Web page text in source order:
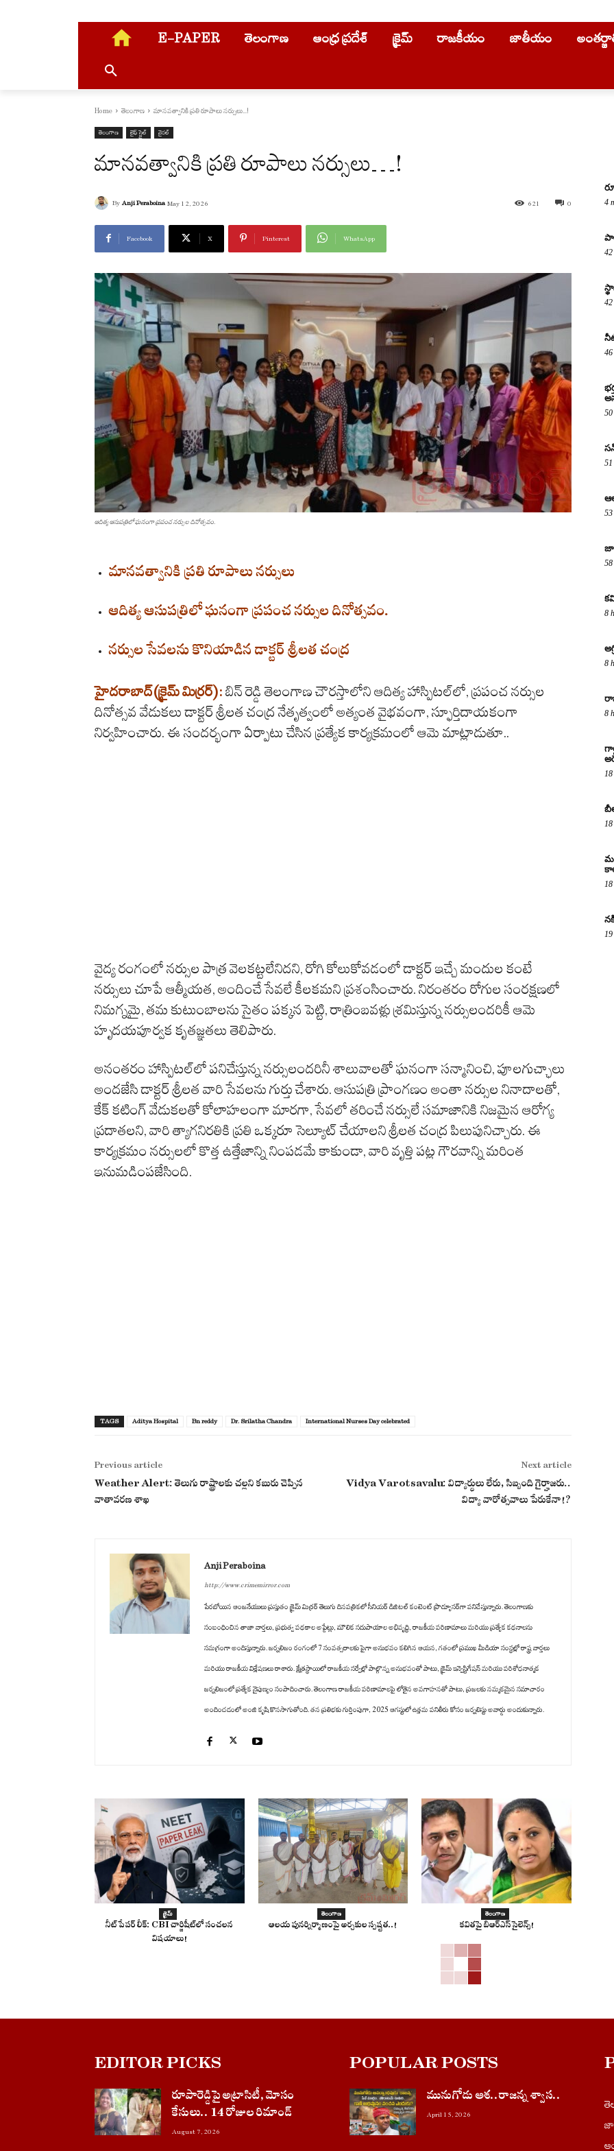
E-PAPER తెలంగాణ ఆంధ్ర ప్రదేశ్ క్రైమ్ రాజకీయం జాతీయం
Home తెలంగాణ మానవత్వానికి ప్రతి రూపాలు నర్సులు...!
తెలంగాణ లైఫ్ స్టైల్ వైరల్
మానవత్వానికి ప్రతి రూపాలు నర్సులు…!
By Anji Peraboina May 12, 2026 0
621
Facebook X Pinterest WhatsApp
ఆదిత్య ఆసుపత్రిలో ఘనంగా ప్రపంచ నర్సుల దినోత్సవం.
మానవత్వానికి ప్రతి రూపాలు నర్సులు
ఆదిత్య ఆసుపత్రిలో ఘనంగా ప్రపంచ నర్సుల దినోత్సవం.
నర్సుల సేవలను కొనియాడిన డాక్టర్ శ్రీలత చంద్ర
హైదరాబాద్(క్రైమ్ మిర్రర్): ​బిన్ రెడ్డి తెలంగాణ చౌరస్తాలోని ఆదిత్య హాస్పిటల్‌లో, ప్రపంచ నర్సుల
దినోత్సవ వేడుకలు డాక్టర్ శ్రీలత చంద్ర నేతృత్వంలో అత్యంత వైభవంగా, స్ఫూర్తిదాయకంగా
నిర్వహించారు. ఈ సందర్భంగా ఏర్పాటు చేసిన ప్రత్యేక కార్యక్రమంలో ఆమె మాట్లాడుతూ..
వైద్య రంగంలో నర్సుల పాత్ర వెలకట్టలేనిదని, రోగి కోలుకోవడంలో డాక్టర్ ఇచ్చే మందుల కంటే
నర్సులు చూపే ఆత్మీయత, అందించే సేవలే కీలకమని ప్రశంసించారు. నిరంతరం రోగుల సంరక్షణలో
నిమగ్నమై, తమ కుటుంబాలను సైతం పక్కన పెట్టి, రాత్రింబవళ్లు శ్రమిస్తున్న నర్సులందరికీ ఆమె
హృదయపూర్వక కృతజ్ఞతలు తెలిపారు.
అనంతరం హాస్పిటల్‌లో పనిచేస్తున్న నర్సులందరినీ శాలువాలతో ఘనంగా సన్మానించి, పూలగుచ్ఛాలు
అందజేసి డాక్టర్ శ్రీలత వారి సేవలను గుర్తు చేశారు. ఆసుపత్రి ప్రాంగణం అంతా నర్సుల నినాదాలతో,
కేక్ కటింగ్ వేడుకలతో కోలాహలంగా మారగా, సేవలో తరించే నర్సులే సమాజానికి నిజమైన ఆరోగ్య
ప్రదాతలని, వారి త్యాగనిరతికి ప్రతి ఒక్కరూ సెల్యూట్ చేయాలని శ్రీలత చంద్ర పిలుపునిచ్చారు. ఈ
కార్యక్రమం నర్సులలో కొత్త ఉత్తేజాన్ని నింపడమే కాకుండా, వారి వృత్తి పట్ల గౌరవాన్ని మరింత
ఇనుమడింపజేసింది.
TAGS Aditya Hospital Bn reddy Dr. Srilatha Chandra International Nurses Day celebrated
Previous article
Weather Alert: తెలుగు రాష్ట్రాలకు చల్లని కబురు చెప్పిన
వాతావరణ శాఖ
Next article
Vidya Varotsavalu: విద్యార్థులు లేరు, సిబ్బంది గైర్హాజరు..
విద్యా వారోత్సవాలు పేరుకేనా!?
Anji Peraboina
http://www.crimemirror.com
పేరబోయిన ఆంజనేయులు ప్రస్తుతం క్రైమ్ మిర్రర్ తెలుగు దినపత్రికలో సీనియర్ డిజిటల్ కంటెంట్ ప్రొడ్యూసర్‌గా పనిచేస్తున్నారు. తెలంగాణకు
సంబంధించిన తాజా వార్తలు, ప్రభుత్వ పథకాల అప్డేట్లు, మౌలిక సదుపాయాల అభివృద్ధి, రాజకీయ పరిణామాలు మరియు ప్రత్యేక కథనాలను
సమగ్రంగా అందిస్తున్నారు. జర్నలిజం రంగంలో 7 సంవత్సరాలకు పైగా అనుభవం కలిగిన ఆయన, గతంలో ప్రముఖ మీడియా సంస్థల్లో రాష్ట్ర వార్తలు
మరియు రాజకీయ విశ్లేషణలు రాశారు. క్షేత్రస్థాయిలో రాజకీయ సర్వేల్లో పాల్గొన్న అనుభవంతో పాటు, క్రైమ్ ఇన్వెస్టిగేషన్ మరియు పరిశోధనాత్మక
జర్నలిజంలో ప్రత్యేక నైపుణ్యం సంపాదించారు. తెలంగాణ రాజకీయ పరిణామాలపై లోతైన అవగాహనతో పాటు, ప్రజలకు నమ్మకమైన సమాచారం
అందించడంలో అంజి కృషి కొనసాగుతోంది. తన ప్రతిభకు గుర్తింపుగా, 2025 ఆగస్టులో ఉత్తమ పనితీరు కోసం జర్నలిస్టు అవార్డు అందుకున్నారు.
క్రైమ్
నీట్ పేపర్ లీక్: CBI చార్జిషీట్‌లో సంచలన
విషయాలు!
తెలంగాణ
ఆలయ పునర్నిర్మాణంపై అర్చకుల స్పష్టత..!
తెలంగాణ
కవితపై బిఆర్ఎస్ సైలెన్స్!
4
42
42
46
50
51
53
58
8
8
8
EDITOR PICKS
రూపారెడ్డిపై అట్రాసిటీ, మోసం
కేసులు.. 14 రోజుల రిమాండ్
August 7, 2026
POPULAR POSTS
మునుగోడు ఆశ..రాజన్న శ్వాస..
April 15, 2026